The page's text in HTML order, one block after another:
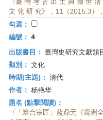
文 化 研 究》，11（2015.3）
勾選：
編號： 4
出版書目： 臺灣史研究文獻類
類別： 文化
時期(主題)： 清代
作者： 杨艳华
題名 (點擊閱讀)：
〈「筹台宗匠」蓝鼎元《鹿洲